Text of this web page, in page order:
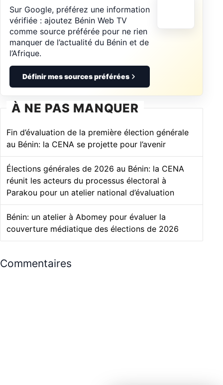
Sur Google, préférez une information
vérifiée : ajoutez Bénin Web TV
comme source préférée pour ne rien
manquer de l’actualité du Bénin et de
l’Afrique.
Définir mes sources préférées
À NE PAS MANQUER
Fin d’évaluation de la première élection générale
au Bénin: la CENA se projette pour l’avenir
Élections générales de 2026 au Bénin: la CENA
réunit les acteurs du processus électoral à
Parakou pour un atelier national d’évaluation
Bénin: un atelier à Abomey pour évaluer la
couverture médiatique des élections de 2026
Commentaires